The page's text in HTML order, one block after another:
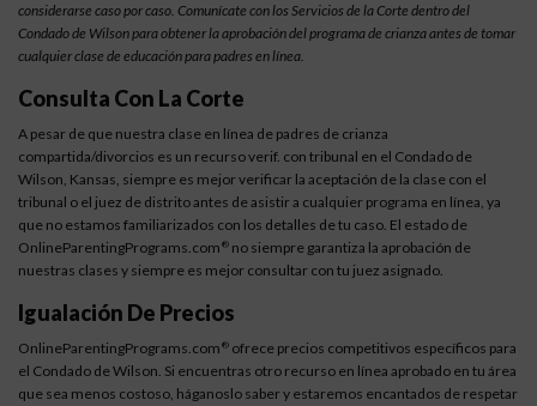
considerarse caso por caso. Comunícate con los Servicios de la Corte dentro del
Condado de Wilson para obtener la aprobación del programa de crianza antes de tomar
cualquier clase de educación para padres en línea.
Consulta Con La Corte
A pesar de que nuestra clase en línea de padres de crianza
compartida/divorcios es un recurso verif. con tribunal en el Condado de
Wilson, Kansas, siempre es mejor verificar la aceptación de la clase con el
tribunal o el juez de distrito antes de asistir a cualquier programa en línea, ya
que no estamos familiarizados con los detalles de tu caso. El estado de
OnlineParentingPrograms.com ® no siempre garantiza la aprobación de
nuestras clases y siempre es mejor consultar con tu juez asignado.
Igualación De Precios
OnlineParentingPrograms.com ® ofrece precios competitivos específicos para
el Condado de Wilson. Si encuentras otro recurso en línea aprobado en tu área
que sea menos costoso, háganoslo saber y estaremos encantados de respetar